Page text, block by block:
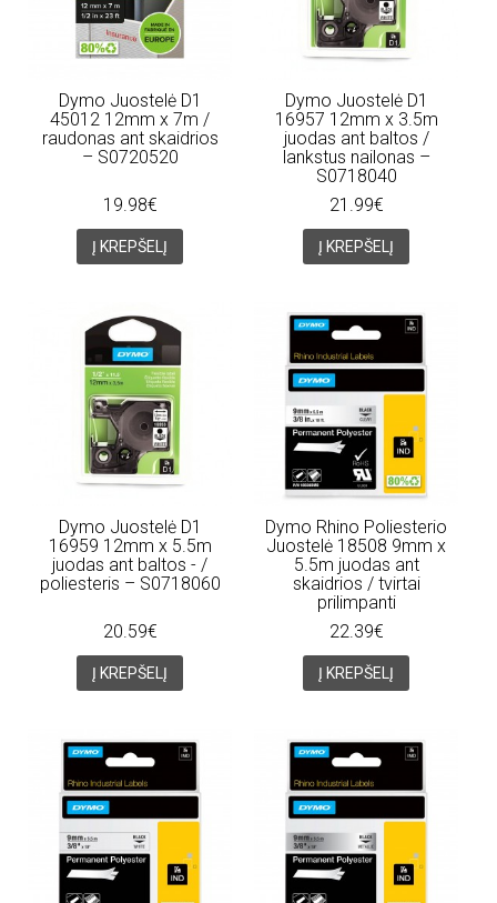
Dymo Juostelė D1
45012 12mm x 7m /
raudonas ant skaidrios
– S0720520
19.98€
Į KREPŠELĮ
Dymo Juostelė D1
16957 12mm x 3.5m
juodas ant baltos /
lankstus nailonas –
S0718040
21.99€
Į KREPŠELĮ
Dymo Juostelė D1
16959 12mm x 5.5m
juodas ant baltos - /
poliesteris – S0718060
20.59€
Į KREPŠELĮ
Dymo Rhino Poliesterio
Juostelė 18508 9mm x
5.5m juodas ant
skaidrios / tvirtai
prilimpanti
22.39€
Į KREPŠELĮ